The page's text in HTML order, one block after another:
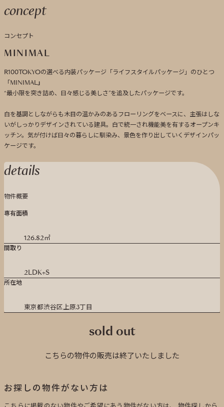
concept
コンセプト
MINIMAL
R100TOKYOの選べる内装パッケージ「ライフスタイルパッケージ」のひとつ
「MINIMAL
」
“最小限を突き詰め、日々感じる美しさ”を追及したパッケージです。
白を基調としながらも木目の温かみのあるフローリングをベースに、主張はしな
いがしっかりデザインされている建具。白で統一され機能美を有するオープンキ
ッチン。気が付けば日々の暮らしに馴染み、景色を作り出していくデザインパッ
ケージです。
details
物件概要
専有面積
126.82㎡
間取り
2LDK+S
所在地
東京都渋谷区上原3丁目
sold out
こちらの物件の販売は終了いたしました
お探しの物件がない方は